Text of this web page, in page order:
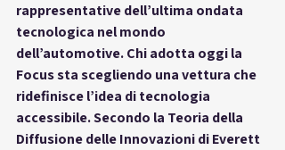
rappresentative dell’ultima ondata
tecnologica nel mondo
dell’automotive. Chi adotta oggi la
Focus sta scegliendo una vettura che
ridefinisce l’idea di tecnologia
accessibile. Secondo la Teoria della
Diffusione delle Innovazioni di Everett